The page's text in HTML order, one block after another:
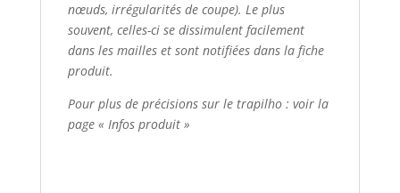
nœuds, irrégularités de coupe). Le plus
souvent, celles-ci se dissimulent facilement
dans les mailles et sont notifiées dans la fiche
produit.
Pour plus de précisions sur le trapilho : voir la
page « Infos produit »